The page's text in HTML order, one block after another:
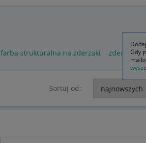
farba strukturalna na zderzaki zderzaki
Sortuj od:
Gdy